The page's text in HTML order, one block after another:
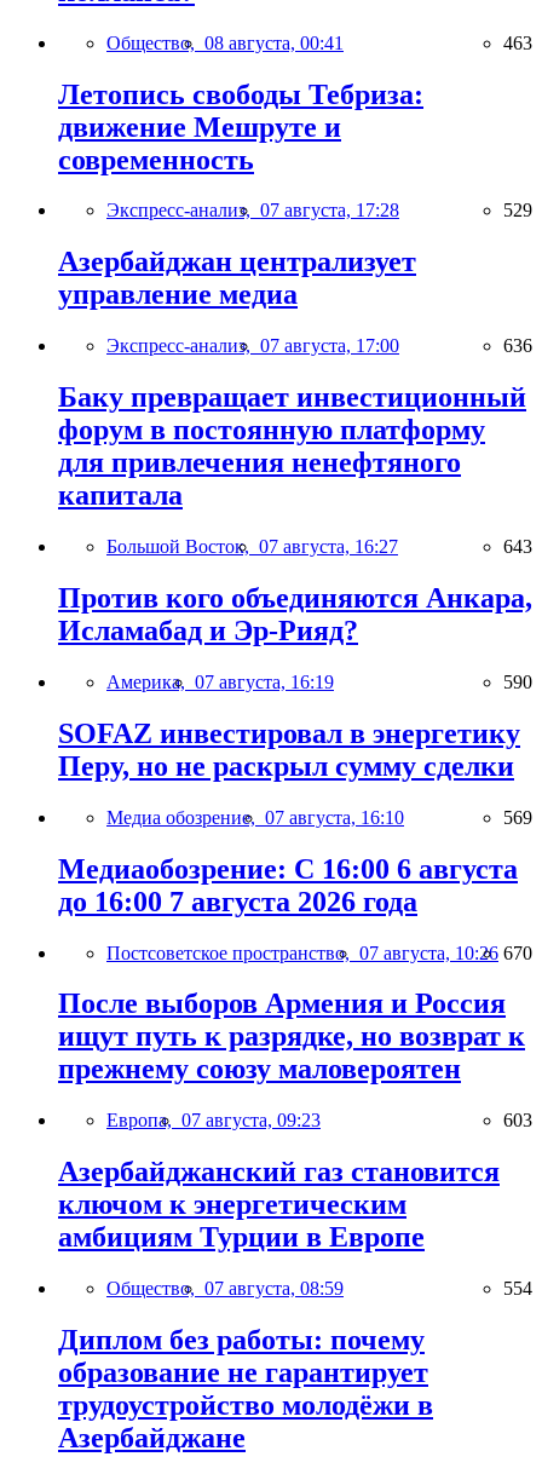
Общество, 08 августа, 00:41 463
Летопись свободы Тебриза:
движение Мешруте и
современность
Экспресс-анализ, 07 августа, 17:28 529
Азербайджан централизует
управление медиа
Экспресс-анализ, 07 августа, 17:00 636
Баку превращает инвестиционный
форум в постоянную платформу
для привлечения ненефтяного
капитала
Большой Восток, 07 августа, 16:27 643
Против кого объединяются Анкара,
Исламабад и Эр-Рияд?
Америка, 07 августа, 16:19 590
SOFAZ инвестировал в энергетику
Перу, но не раскрыл сумму сделки
Медиа обозрение, 07 августа, 16:10 569
Медиаобозрение: С 16:00 6 августа
до 16:00 7 августа 2026 года
Постсоветское пространство, 07 августа, 10:26 670
После выборов Армения и Россия
ищут путь к разрядке, но возврат к
прежнему союзу маловероятен
Европа, 07 августа, 09:23 603
Азербайджанский газ становится
ключом к энергетическим
амбициям Турции в Европе
Общество, 07 августа, 08:59 554
Диплом без работы: почему
образование не гарантирует
трудоустройство молодёжи в
Азербайджане